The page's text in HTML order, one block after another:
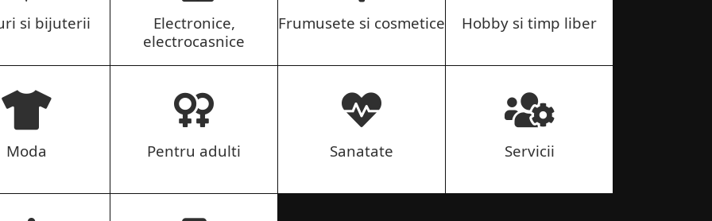
si bijuterii
Electronice,
electrocasnice
Frumusete si cosmetice Hobby si timp liber
Moda Pentru adulti Sanatate Servicii